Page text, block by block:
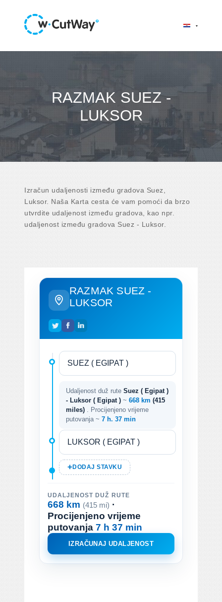
RAZMAK SUEZ -
LUKSOR
Izračun udaljenosti između gradova Suez,
Luksor. Naša Karta cesta će vam pomoći da brzo
utvrdite udaljenost između gradova, kao npr.
udaljenost između gradova Suez - Luksor.
RAZMAK SUEZ -
LUKSOR
Udaljenost duž rute Suez ( Egipat )
- Luksor ( Egipat ) ~ 668 km (415
miles)
. Procijenjeno vrijeme
putovanja ~ 7 h. 37 min
DODAJ STAVKU
UDALJENOST DUŽ RUTE
668 km (415 mi) ·
Procijenjeno vrijeme
putovanja 7 h 37 min
IZRAČUNAJ UDALJENOST